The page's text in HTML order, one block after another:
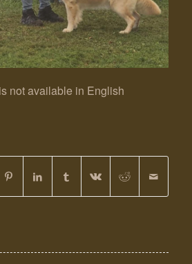
not available in English